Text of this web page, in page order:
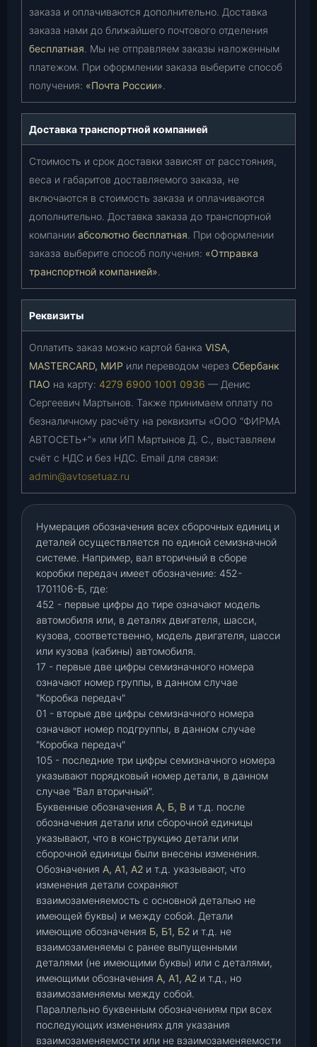
заказа и оплачиваются дополнительно. Доставка
заказа нами до ближайшего почтового отделения
бесплатная. Мы не отправляем заказы наложенным
платежом. При оформлении заказа выберите способ
получения: «Почта России».
Доставка транспортной компанией
Стоимость и срок доставки зависят от расстояния,
веса и габаритов доставляемого заказа, не
включаются в стоимость заказа и оплачиваются
дополнительно. Доставка заказа до транспортной
компании абсолютно бесплатная. При оформлении
заказа выберите способ получения: «Отправка
транспортной компанией».
Реквизиты
Оплатить заказ можно картой банка VISA,
MASTERCARD, МИР или переводом через Сбербанк
ПАО на карту: 4279 6900 1001 0936 — Денис
Сергеевич Мартынов. Также принимаем оплату по
безналичному расчёту на реквизиты «ООО “ФИРМА
АВТОСЕТЬ+”» или ИП Мартынов Д. С., выставляем
счёт с НДС и без НДС. Email для связи:
admin@avtosetuaz.ru
Нумерация обозначения всех сборочных единиц и
деталей осуществляется по единой семизначной
системе. Например, вал вторичный в сборе
коробки передач имеет обозначение: 452-
1701106-Б, где:
452 - первые цифры до тире означают модель
автомобиля или, в деталях двигателя, шасси,
кузова, соответственно, модель двигателя, шасси
или кузова (кабины) автомобиля.
17 - первые две цифры семизначного номера
означают номер группы, в данном случае
"Коробка передач"
01 - вторые две цифры семизначного номера
означают номер подгруппы, в данном случае
"Коробка передач"
105 - последние три цифры семизначного номера
указывают порядковый номер детали, в данном
случае "Вал вторичный".
Буквенные обозначения А, Б, В и т.д. после
обозначения детали или сборочной единицы
указывают, что в конструкцию детали или
сборочной единицы были внесены изменения.
Обозначения А, А1, А2 и т.д. указывают, что
изменения детали сохраняют
взаимозаменяемость с основной деталью не
имеющей буквы) и между собой. Детали
имеющие обозначения Б, Б1, Б2 и т.д. не
взаимозаменяемы с ранее выпущенными
деталями (не имеющими буквы) или с деталями,
имеющими обозначения А, А1, А2 и т.д., но
взаимозаменяемы между собой.
Параллельно буквенным обозначениям при всех
последующих изменениях для указания
взаимозаменяемости или не взаимозаменяемости